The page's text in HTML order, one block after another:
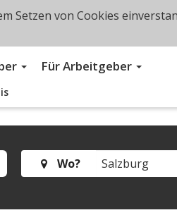
Für Arbeitgeber
Wo?
Setzen von Cookies